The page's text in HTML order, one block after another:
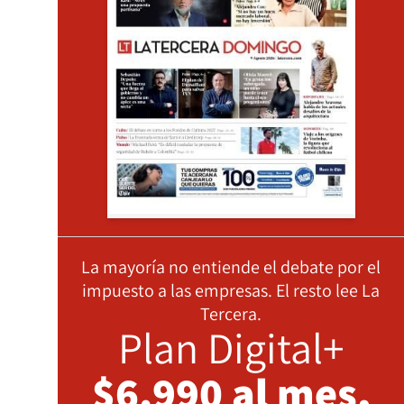
La mayoría no entiende el debate por el
impuesto a las empresas. El resto lee La
Tercera.
Plan Digital+
$6.990 al mes,